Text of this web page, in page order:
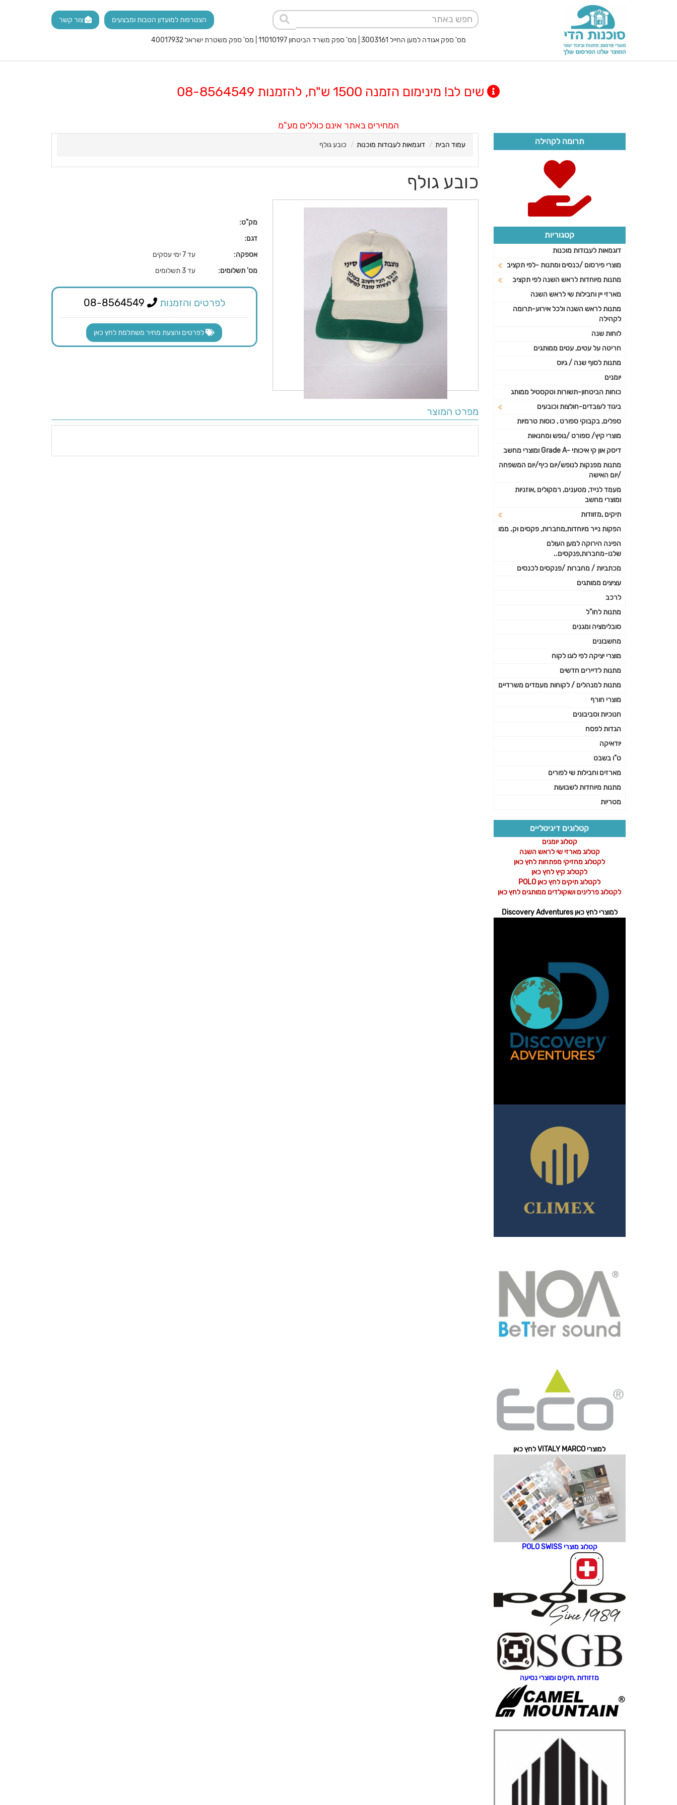
צור קשר הצטרפות למועדון הטבות ומבצעים
מס' ספק אגודה למען החייל 3003161 | מס' ספק משרד הביטחון 11010197 | מס' ספק משטרת ישראל 40017932
שים לב! מינימום הזמנה 1500 ש"ח, להזמנות 08-8564549
המחירים באתר אינם כוללים מע"מ
עמוד הבית דוגמאות לעבודות מוכנות כובע גולף
כובע גולף
מק"ט:
דגם:
אספקה:
עד 7 ימי עסקים
מס' תשלומים:
עד 3 תשלומים
לפרטים והזמנות
לפרטים והצעת מחיר משתלמת לחץ כאן
מפרט המוצר
תרומה לקהילה
קטגוריות
דוגמאות לעבודות מוכנות
מוצרי פירסום /כנסים ומתנות -לפי תקציב
מתנות מיוחדות לראש השנה לפי תקציב
מארזי יין וחבילות שי לראש השנה
מתנות לראש השנה ולכל אירוע-תרומה
לקהילה
לוחות שנה
חריטה על עטים, עטים ממותגים
מתנות לסוף שנה / גיוס
יומנים
כוחות הביטחון-תשורות וטקסטיל ממותג
ביגוד לעובדים-חולצות וכובעים
ספלים, בקבוקי ספורט , כוסות טרמיות
מוצרי קיץ/ ספורט /נופש ומחנאות
דיסק און קי איכותי -Grade A ומוצרי מחשב
מתנות מפנקות לנופש/יום כיף/יום המשפחה
/יום האישה
מעמד לנייד, מטענים, רמקולים ,אוזניות
ומוצרי מחשב
תיקים ,מזוודות
הפקות נייר מיוחדות,מחברות, פקסים וק. ממו
הפינה הירוקה למען העולם
שלנו-מחברות,פנקסים..
מכתביות / מחברות /פנקסים לכנסים
עציצים ממותגים
לרכב
מתנות לחו"ל
סובלימציה ומגנים
מחשבונים
מוצרי יציקה לפי לוגו לקוח
מתנות לדיירים חדשים
מתנות למנהלים / לקוחות מעמדים משרדיים
מוצרי חורף
חנוכיות וסביבונים
הגדות לפסח
יודאיקה
ט"ו בשבט
מארזים וחבילות שי לפורים
מתנות מיוחדות לשבועות
מטריות
קטלוגים דיגיטליים
קטלוג יומנים
קטלוג מארזי שי לראש השנה
לקטלוג מחזיקי מפתחות לחץ כאן
לקטלוג קיץ לחץ כאן
לקטלוג תיקים לחץ כאן POLO
לקטלוג פרלינים ושוקולדים ממותגים לחץ כאן
למוצרי לחץ כאן Discovery Adventures
למוצרי VITALY MARCO לחץ כאן
קטלוג מוצרי POLO SWISS
מזזודות ,תיקים ומוצרי נסיעה